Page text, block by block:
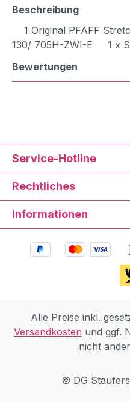
Beschreibung
1 Original PFAFF
130/ 705H-ZWI-E 1 x
Bewertungen
Service-Hotline
Rechtliches
Informationen
Alle Preise inkl.
Versandkosten und ggf.
nicht
© DG